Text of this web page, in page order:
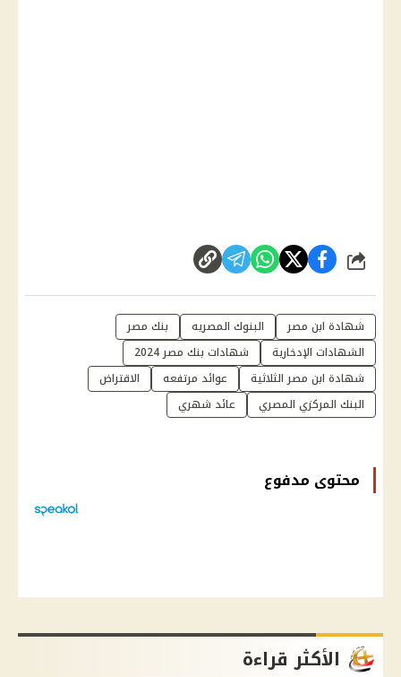
شارك
شهادة ابن مصر البنوك المصريه
بنك مصر
الشهادات الإدخارية
شهادات بنك مصر 2024
شهادة ابن مصر الثلاثية
عوائد مرتفعه
الاقتراض
البنك المركزي المصري
عائد شهري
محتوى مدفوع
الأكثر قراءة